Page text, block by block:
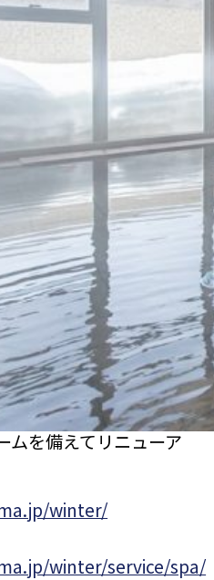
ムを備えてリニューア
winter/
winter/service/spa/